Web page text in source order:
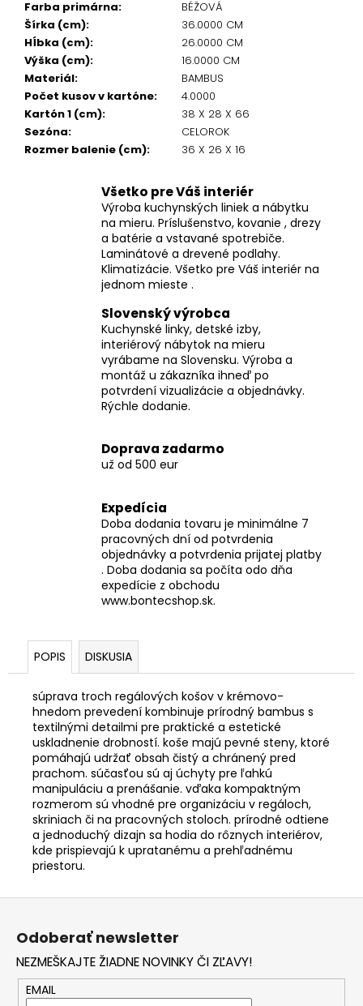
Farba primárna:
BÉŽOVÁ
Šírka (cm):
36.0000 CM
Hĺbka (cm):
26.0000 CM
Výška (cm):
16.0000 CM
Materiál:
BAMBUS
Počet kusov v kartóne:
4.0000
Kartón 1 (cm):
38 X 28 X 66
Sezóna:
CELOROK
Rozmer balenie (cm): 36 X 26 X 16
Všetko pre Váš interiér
Výroba kuchynských liniek a nábytku
na mieru. Príslušenstvo, kovanie , drezy
a batérie a vstavané spotrebiče.
Laminátové a drevené podlahy.
Klimatizácie. Všetko pre Váš interiér na
jednom mieste .
Slovenský výrobca
Kuchynské linky, detské izby,
interiérový nábytok na mieru
vyrábame na Slovensku. Výroba a
montáž u zákazníka ihneď po
potvrdení vizualizácie a objednávky.
Rýchle dodanie.
Doprava zadarmo
už od 500 eur
Expedícia
Doba dodania tovaru je minimálne 7
pracovných dní od potvrdenia
objednávky a potvrdenia prijatej platby
. Doba dodania sa počíta odo dňa
expedície z obchodu
www.bontecshop.sk.
POPIS DISKUSIA
súprava troch regálových košov v krémovo-
hnedom prevedení kombinuje prírodný bambus s
textilnými detailmi pre praktické a estetické
uskladnenie drobností. koše majú pevné steny, ktoré
pomáhajú udržať obsah čistý a chránený pred
prachom. súčasťou sú aj úchyty pre ľahkú
manipuláciu a prenášanie. vďaka kompaktným
rozmerom sú vhodné pre organizáciu v regáloch,
skriniach či na pracovných stoloch. prírodné odtiene
a jednoduchý dizajn sa hodia do rôznych interiérov,
kde prispievajú k upratanému a prehľadnému
priestoru.
Z
Odoberať newsletter
NEZMEŠKAJTE ŽIADNE NOVINKY ČI ZĽAVY!
EMAIL